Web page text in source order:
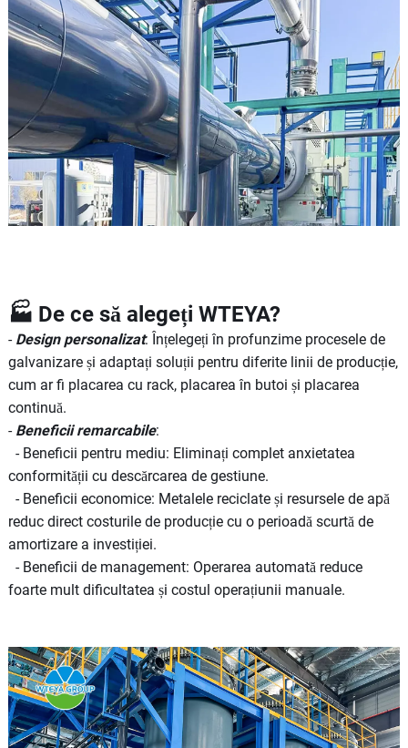
🏭 De ce să alegeți WTEYA?
- Design personalizat: Înțelegeți în profunzime procesele de
galvanizare și adaptați soluții pentru diferite linii de producție,
cum ar fi placarea cu rack, placarea în butoi și placarea
continuă.
- Beneficii remarcabile:
- Beneficii pentru mediu: Eliminați complet anxietatea
conformității cu descărcarea de gestiune.
- Beneficii economice: Metalele reciclate și resursele de apă
reduc direct costurile de producție cu o perioadă scurtă de
amortizare a investiției.
- Beneficii de management: Operarea automată reduce
foarte mult dificultatea și costul operațiunii manuale.